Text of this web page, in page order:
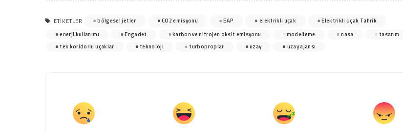
ETIKETLER bölgesel jetler CO2 emisyonu EAP elektrikli uçak
Elektrikli Uçak Tahrik
enerji kullanımı
Engadet karbon ve nitrojen oksit emisyonu modelleme nasa
tasarım
tek koridorlu uçaklar
teknoloji turboproplar uzay uzay ajansı